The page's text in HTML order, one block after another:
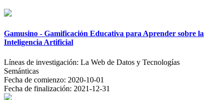
Gamusino - Gamificación Educativa para Aprender sobre la
Inteligencia Artificial
Líneas de investigación: La Web de Datos y Tecnologías
Semánticas
Fecha de comienzo: 2020-10-01
Fecha de finalización: 2021-12-31